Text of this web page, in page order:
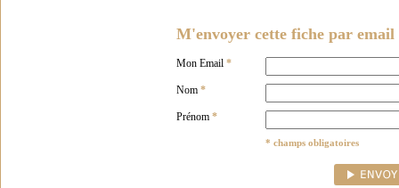
M'envoyer cette fiche par email
Mon Email *
Nom *
Prénom *
* champs obligatoires